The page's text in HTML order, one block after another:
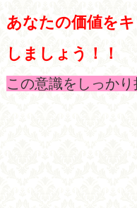
あなたの価値を
しましょう！！
この意識をしっかり